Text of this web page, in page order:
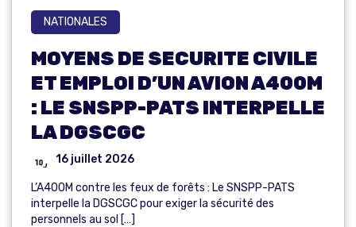
NATIONALES
MOYENS DE SECURITE CIVILE
ET EMPLOI D’UN AVION A400M
: LE SNSPP-PATS INTERPELLE
LA DGSCGC
16 juillet 2026
L’A400M contre les feux de forêts : Le SNSPP-PATS
interpelle la DGSCGC pour exiger la sécurité des
personnels au sol […]